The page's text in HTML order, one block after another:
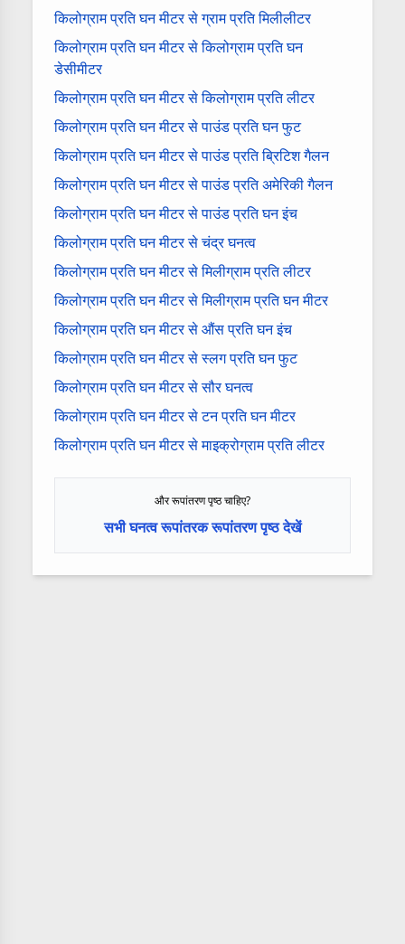
किलोग्राम प्रति घन मीटर से ग्राम प्रति मिलीलीटर
किलोग्राम प्रति घन मीटर से किलोग्राम प्रति घन
डेसीमीटर
किलोग्राम प्रति घन मीटर से किलोग्राम प्रति लीटर
किलोग्राम प्रति घन मीटर से पाउंड प्रति घन फुट
किलोग्राम प्रति घन मीटर से पाउंड प्रति ब्रिटिश गैलन
किलोग्राम प्रति घन मीटर से पाउंड प्रति अमेरिकी गैलन
किलोग्राम प्रति घन मीटर से पाउंड प्रति घन इंच
किलोग्राम प्रति घन मीटर से चंद्र घनत्व
किलोग्राम प्रति घन मीटर से मिलीग्राम प्रति लीटर
किलोग्राम प्रति घन मीटर से मिलीग्राम प्रति घन मीटर
किलोग्राम प्रति घन मीटर से औंस प्रति घन इंच
किलोग्राम प्रति घन मीटर से स्लग प्रति घन फुट
किलोग्राम प्रति घन मीटर से सौर घनत्व
किलोग्राम प्रति घन मीटर से टन प्रति घन मीटर
किलोग्राम प्रति घन मीटर से माइक्रोग्राम प्रति लीटर
और रूपांतरण पृष्ठ चाहिए?
सभी घनत्व रूपांतरक रूपांतरण पृष्ठ देखें